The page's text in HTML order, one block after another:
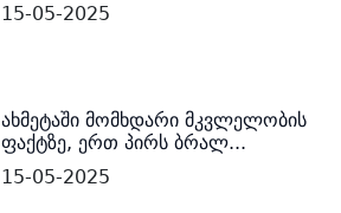
15-05-2025
ახმეტაში მომხდარი მკვლელობის
ფაქტზე, ერთ პირს ბრალ...
15-05-2025